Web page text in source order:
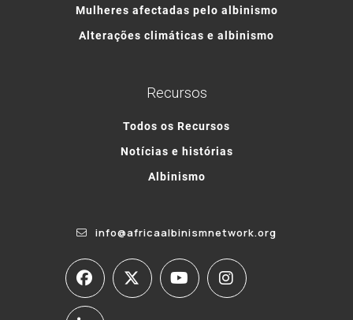
Mulheres afectadas pelo albinismo
Alterações climáticas e albinismo
Recursos
Todos os Recursos
Notícias e histórias
Albinismo
info@africaalbinismnetwork.org